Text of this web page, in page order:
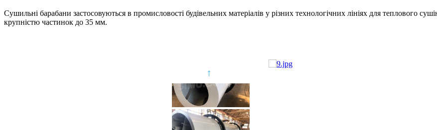
Сушильні барабани застосовуються в промисловості будівельних матеріалів у різних технологічних лініях для теплового
крупністю частинок до 35 мм.